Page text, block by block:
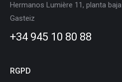
Hermanos Lumière 11, planta
Gasteiz
+34 945 10 80 88
RGPD